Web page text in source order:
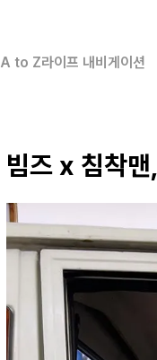
A to Z라이프 내비게이션
빔즈 x 침착